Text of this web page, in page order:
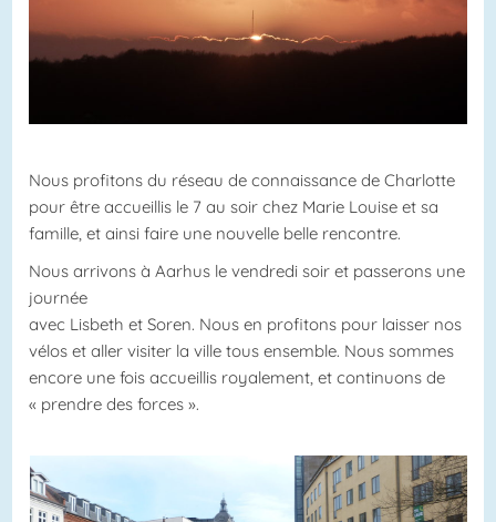
Nous profitons du réseau de connaissance de Charlotte
pour être accueillis le 7 au soir chez Marie Louise et sa
famille, et ainsi faire une nouvelle belle rencontre.
Nous arrivons à Aarhus le vendredi soir et passerons une
journée
avec Lisbeth et Soren. Nous en profitons pour laisser nos
vélos et aller visiter la ville tous ensemble. Nous sommes
encore une fois accueillis royalement, et continuons de
« prendre des forces ».